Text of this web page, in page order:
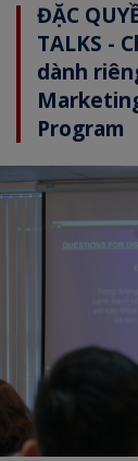
ĐẶC
TALKS -
dành
Program